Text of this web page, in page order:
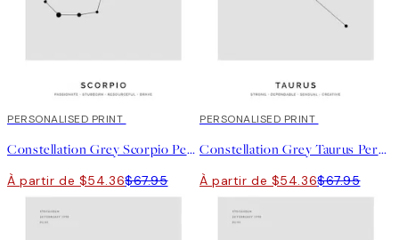
20%*
PERSONALISED PRINT
Constellation Grey Scorpio Personal Affiche
À partir de $54.36$67.95
20%*
PERSONALISED PRINT
Constellation Grey Taurus Personal Affiche
À partir de $54.36$67.95